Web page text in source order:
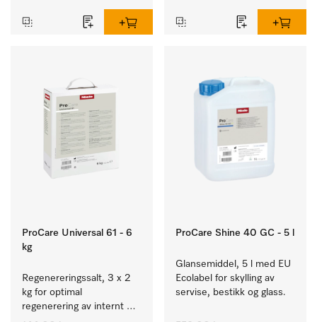
ProCare Universal 61 - 6
kg
Regenereringssalt, 3 x 2
kg for optimal
regenerering av internt
ProCare Shine 40 GC - 5 l
Glansemiddel, 5 l med EU
Ecolabel for skylling av
servise, bestikk og glass.